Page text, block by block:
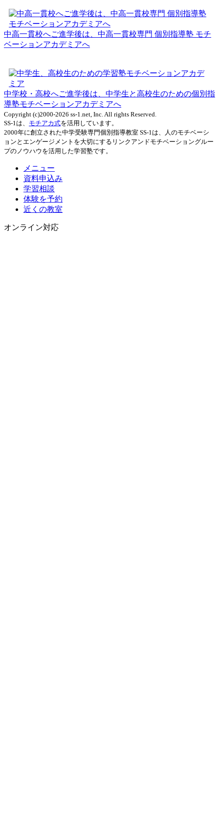
中高一貫校へご進学後は、中高一貫校専門 個別指導塾 モチ
ベーションアカデミアへ
中学校・高校へご進学後は、中学生と高校生のための個別指
導塾モチベーションアカデミアへ
Copyright (c)2000-2026 ss-1.net, Inc. All rights Reserved.
SS-1は、 モチアカ式を活用しています。
2000年に創立された中学受験専門個別指導教室 SS-1は、人のモチベーシ
ョンとエンゲージメントを大切にするリンクアンドモチベーショングルー
プのノウハウを活用した学習塾です。
メニュー
資料申込み
学習相談
体験を予約
近くの教室
オンライン対応